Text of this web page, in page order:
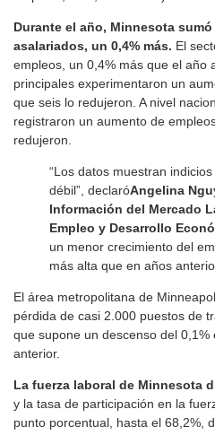
Durante el año, Minnesota sumó
asalariados, un 0,4% más. El
empleos, un 0,4% más que el año
principales experimentaron un
que seis lo redujeron. A nivel
registraron un aumento de
redujeron.
“Los datos muestran
débil”, declaróAngelina
Información del Mercado
Empleo y Desarrollo
un menor crecimiento del
más alta que en años
El área metropolitana de
pérdida de casi 2.000 puestos de
que supone un descenso del
anterior.
La fuerza laboral de Minnesota
y la tasa de participación en la
punto porcentual, hasta el 68,2%,